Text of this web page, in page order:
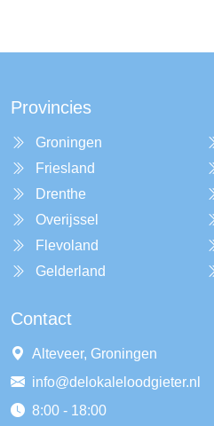
Provincies
Groningen
Friesland
Drenthe
Overijssel
Flevoland
Gelderland
Contact
Alteveer, Groningen
info@delokaleloodgieter.nl
8:00 - 18:00